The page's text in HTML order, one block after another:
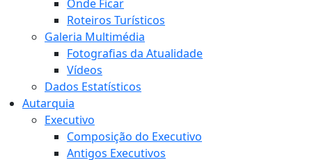
Onde Ficar
Roteiros Turísticos
Galeria Multimédia
Fotografias da Atualidade
Vídeos
Dados Estatísticos
Autarquia
Executivo
Composição do Executivo
Antigos Executivos